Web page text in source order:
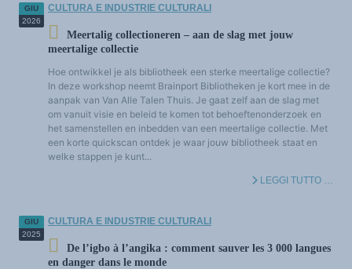
Nouveau dictionnaire des anglicismes
Les Assises européennes du
La piccola libreria dell'OEP
Le Assise europee del Plurilinguismo
Colloqui di o con l'OEP
Seminari OEP/Partners
I comunicati dell'OEP
Colloqui e seminari
Pubblicazioni
Chiamate di comunicazione
Classificazione tematica
Elenco di ricercatori e gruppi di ricerca sul plurilinguismo e la diversità linguistica e
Istituti e centri di ricerca
Database delle Relazioni Internazionali
GLI ELEMENTI FONDAMENTALI
Lingue, scienza e filosofia
Multilinguismi e plurilinguismi
Politiche e diritti linguistichi
Lingue e poteri
Terminologia
GIU
2026
CULTURA E INDUSTRIE CULTURALI
Meertalig collectioneren – aan de slag met jouw
meertalige collectie
Hoe ontwikkel je als bibliotheek een sterke meertalige collectie?
In deze workshop neemt Brainport Bibliotheken je kort mee in de
aanpak van Van Alle Talen Thuis. Je gaat zelf aan de slag met
om vanuit visie en beleid te komen tot behoeftenonderzoek en
het samenstellen en inbedden van een meertalige collectie. Met
een korte quickscan ontdek je waar jouw bibliotheek staat en
welke stappen je kunt...
LEGGI TUTTO …
GIU
2025
CULTURA E INDUSTRIE CULTURALI
De l’igbo à l’angika : comment sauver les 3 000 langues
en danger dans le monde